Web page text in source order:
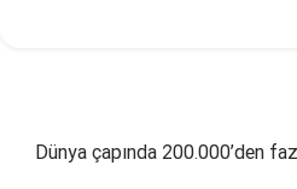
Dünya çapında 200.000’den